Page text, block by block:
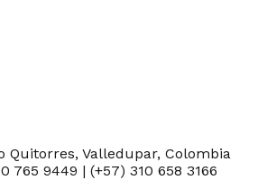
Quitorres, Valledupar, Colombia
765 9449 | (+57) 310 658 3166